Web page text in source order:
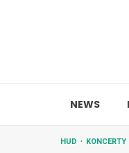
NEWS
HUD KONCERTY